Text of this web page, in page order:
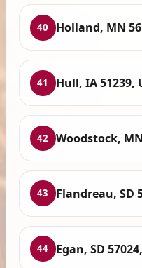
40 Holland, MN
41 Hull, IA 51239,
42 Woodstock,
43 Flandreau, SD
44 Egan, SD